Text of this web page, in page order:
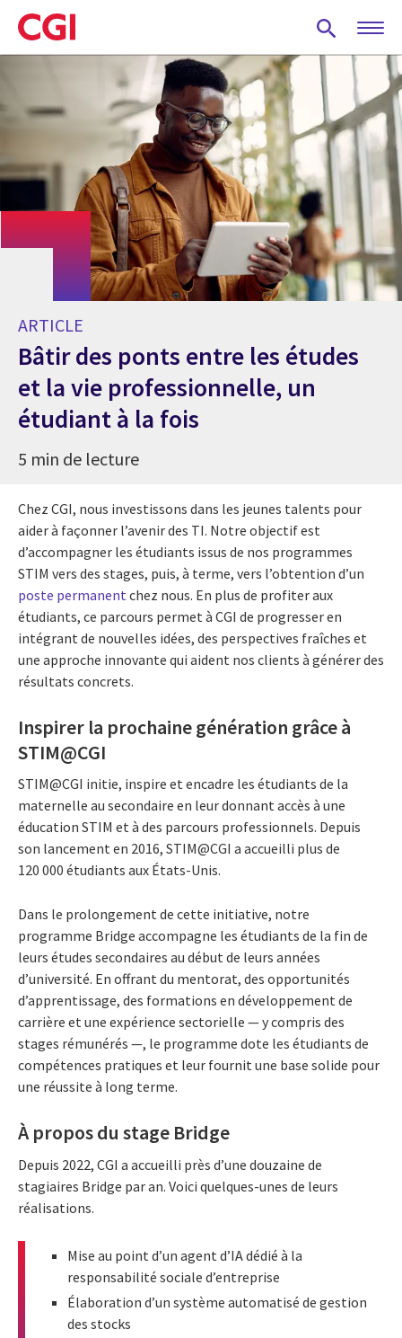
Skip
to
main
ARTICLE
Bâtir des ponts entre les études
et la vie professionnelle, un
étudiant à la fois
5 min de lecture
Chez CGI, nous investissons dans les jeunes talents pour
aider à façonner l’avenir des TI. Notre objectif est
d’accompagner les étudiants issus de nos programmes
STIM vers des stages, puis, à terme, vers l’obtention d’un
poste permanent chez nous. En plus de profiter aux
étudiants, ce parcours permet à CGI de progresser en
intégrant de nouvelles idées, des perspectives fraîches et
une approche innovante qui aident nos clients à générer des
résultats concrets.
Inspirer la prochaine génération grâce à
STIM@CGI
STIM@CGI initie, inspire et encadre les étudiants de la
maternelle au secondaire en leur donnant accès à une
éducation STIM et à des parcours professionnels. Depuis
son lancement en 2016, STIM@CGI a accueilli plus de
120 000 étudiants aux États-Unis.
Dans le prolongement de cette initiative, notre
programme Bridge accompagne les étudiants de la fin de
leurs études secondaires au début de leurs années
d’université. En offrant du mentorat, des opportunités
d’apprentissage, des formations en développement de
carrière et une expérience sectorielle — y compris des
stages rémunérés —, le programme dote les étudiants de
compétences pratiques et leur fournit une base solide pour
une réussite à long terme.
À propos du stage Bridge
Depuis 2022, CGI a accueilli près d’une douzaine de
stagiaires Bridge par an. Voici quelques-unes de leurs
réalisations.
Mise au point d’un agent d’IA dédié à la
responsabilité sociale d’entreprise
Élaboration d’un système automatisé de gestion
des stocks